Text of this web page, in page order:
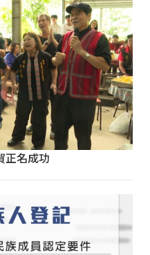
正名成功